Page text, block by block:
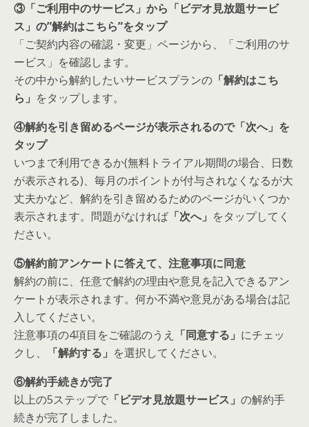
③「ご利用中のサービス」から「ビデオ見放題サービ
ス」の”解約はこちら”をタップ
「ご契約内容の確認・変更」ページから、「ご利用のサ
ービス」を確認します。
その中から解約したいサービスプランの 「解約はこち
ら」 をタップします。
④解約を引き留めるページが表示されるので「次へ」を
タップ
いつまで利用できるか(無料トライアル期間の場合、日数
が表示される)、毎月のポイントが付与されなくなるが大
丈夫かなど、解約を引き留めるためのページがいくつか
表示されます。問題がなければ 「次へ」 をタップしてく
ださい。
⑤解約前アンケートに答えて、注意事項に同意
解約の前に、任意で解約の理由や意見を記入できるアン
ケートが表示されます。何か不満や意見がある場合は記
入してください。
注意事項の4項目をご確認のうえ
「同意する」 にチェッ
クし、
「解約する」 を選択してください。
⑥解約手続きが完了
以上の5ステップで 「ビデオ見放題サービス」 の解約手
続きが完了しました。